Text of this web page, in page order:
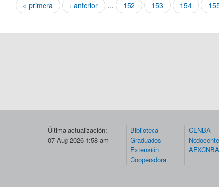
Páginas
« primera ‹ anterior … 152 153 154
Última actualización:
07-Aug-2026 1:58 am
Biblioteca
Graduados
Extensión
Cooperadora
CENBA
AEXCNBA